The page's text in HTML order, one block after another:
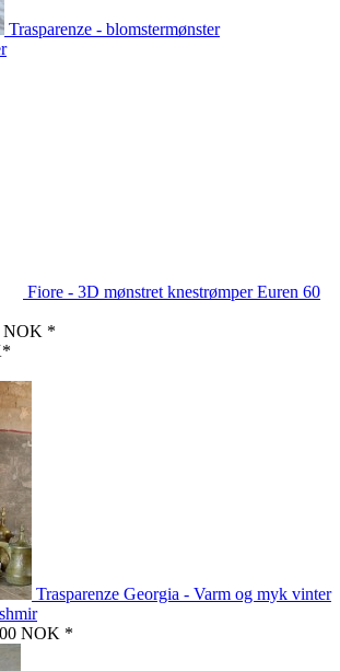
Trasparenze - blomstermønster
Fiore - 3D mønstret knestrømper Euren 60
NOK *
Trasparenze Georgia - Varm og myk vinter
NOK *